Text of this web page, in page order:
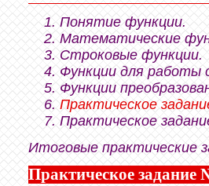
Понятие функции.
Математические
Строковые функции.
Функции для работы
Функции
Практическое
Практическое
Итоговые практические
Практическое задание